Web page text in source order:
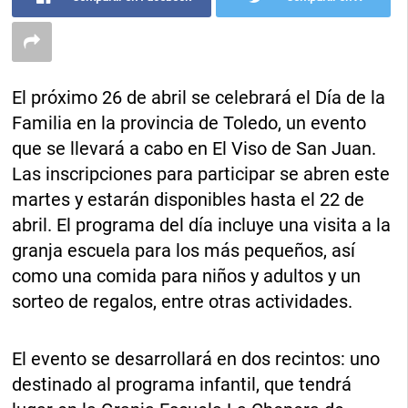
El próximo 26 de abril se celebrará el Día de la
Familia en la provincia de Toledo, un evento
que se llevará a cabo en El Viso de San Juan.
Las inscripciones para participar se abren este
martes y estarán disponibles hasta el 22 de
abril. El programa del día incluye una visita a la
granja escuela para los más pequeños, así
como una comida para niños y adultos y un
sorteo de regalos, entre otras actividades.
El evento se desarrollará en dos recintos: uno
destinado al programa infantil, que tendrá